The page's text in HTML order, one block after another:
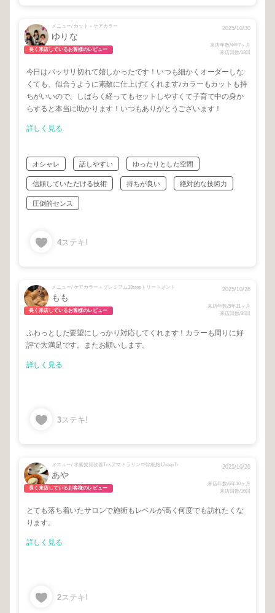
メニュー/ カット＋ケアカラー
ゆりな
長く来店しているお客様のレビュー
2025/10/30
来店年数/4年7ヶ月
来店回数/13回
今日はバッサリ切れて嬉しかったです！いつも細かくオーダーしな
くても、似合うように素敵に仕上げてくれます♪カラーもカットも持
ちがいいので、しばらく経ってもセットしやすくて子育て中の身か
らすると本当に助かります！いつもありがとうございます！
詳しく見る
オシャレ 話しやすい ゆったりとした空間
信頼していただける技術 持ちが良い 絶対的な技術力
圧倒的センス
4ステキ!
メニュー/ ケアカラー＋プレミアム13stepトリートメント
もも
長く来店しているお客様のレビュー
2025/10/28
来店年数/5年11ヶ月
来店回数/36回
ふわっとした要望にしっかり対応してくれます！カラーも周りに好
評で大満足です。またお願いします。
詳しく見る
3ステキ!
メニュー/ 水素髪質改善Tr×アマトラリンゴ幹細胞17stepTr
あや
長く来店しているお客様のレビュー
2025/10/26
来店年数/6年10ヶ月
来店回数/16回
とても落ち着いたサロンで施術もレベルが高く何度でも訪れたくな
ります。
詳しく見る
2ステキ!